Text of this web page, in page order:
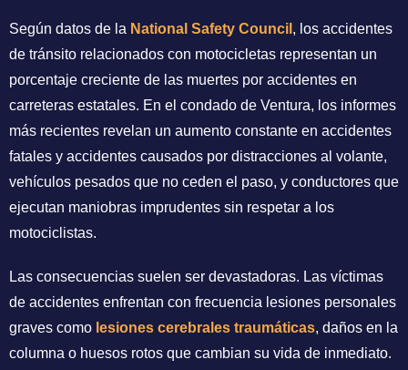
Según datos de la National Safety Council , los accidentes
de tránsito relacionados con motocicletas representan un
porcentaje creciente de las muertes por accidentes en
carreteras estatales. En el condado de Ventura, los informes
más recientes revelan un aumento constante en accidentes
fatales y accidentes causados por distracciones al volante,
vehículos pesados que no ceden el paso, y conductores que
ejecutan maniobras imprudentes sin respetar a los
motociclistas.
Las consecuencias suelen ser devastadoras. Las víctimas
de accidentes enfrentan con frecuencia lesiones personales
graves como lesiones cerebrales traumáticas, daños en la
columna o huesos rotos que cambian su vida de inmediato.